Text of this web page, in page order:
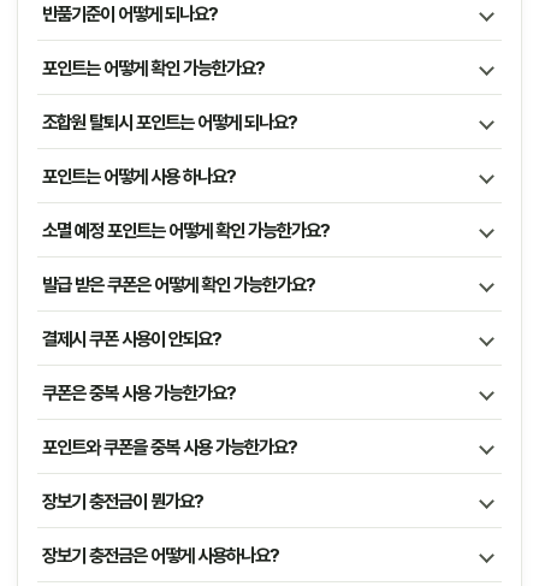
반품기준이 어떻게 되나요?
포인트는 어떻게 확인 가능한가요?
조합원 탈퇴시 포인트는 어떻게 되나요?
포인트는 어떻게 사용 하나요?
소멸 예정 포인트는 어떻게 확인 가능한가요?
발급 받은 쿠폰은 어떻게 확인 가능한가요?
결제시 쿠폰 사용이 안되요?
쿠폰은 중복 사용 가능한가요?
포인트와 쿠폰을 중복 사용 가능한가요?
장보기 충전금이 뭔가요?
장보기 충전금은 어떻게 사용하나요?